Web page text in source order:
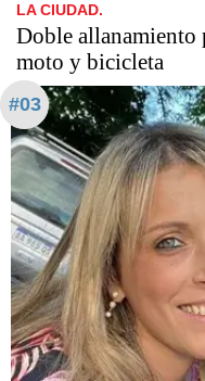
LA CIUDAD.
Doble
moto y bicicleta
#03